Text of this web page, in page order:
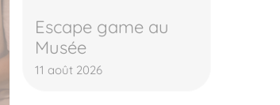
Escape game au
Musée
11 août 2026